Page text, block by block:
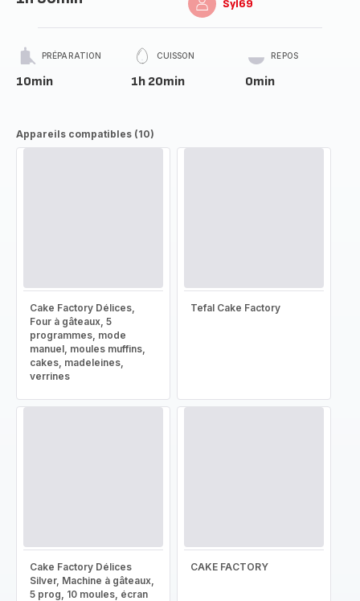
Syl69
PRÉPARATION
10min
CUISSON
1h 20min
REPOS
0min
Appareils compatibles (10)
Cake Factory Délices,
Four à gâteaux, 5
programmes, mode
manuel, moules muffins,
cakes, madeleines,
verrines
Tefal Cake Factory
Cake Factory Délices
Silver, Machine à gâteaux,
5 prog, 10 moules, écran
CAKE FACTORY